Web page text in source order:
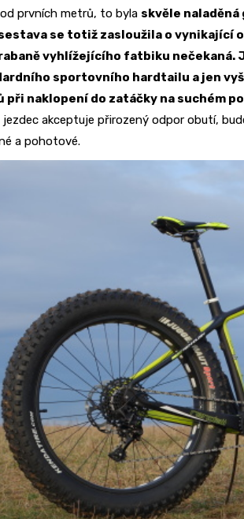
prvních metrů, to byla skvěle
se totiž zasloužila o vynikající
vyhlížejícího fatbiku
sportovního hardtailu a jen
při naklopení do zatáčky na suchém
jezdec akceptuje přirozený odpor obutí,
a pohotové.